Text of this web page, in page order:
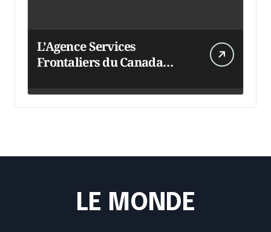
L’Agence Services
Frontaliers du Canada
LE MONDE